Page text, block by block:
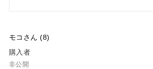
モコ
8
購入者
非公開